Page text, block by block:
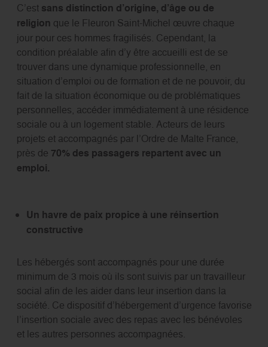
C’est sans distinction d’origine, d’âge ou de
religion que le Fleuron Saint-Michel œuvre chaque
jour pour ces hommes fragilisés. Cependant, la
condition préalable afin d’y être accueilli est de se
trouver dans une dynamique professionnelle, en
situation d’emploi ou de formation et de ne pouvoir, du
fait de la situation économique ou de problématiques
personnelles, accéder immédiatement à une résidence
sociale ou à un logement stable. Acteurs de leurs
projets et accompagnés par l’Ordre de Malte France,
près de 70% des passagers repartent avec un
emploi.
Un havre de paix propice à une réinsertion
constructive
Les hébergés sont accompagnés pour une durée
minimum de 3 mois où ils sont suivis par un travailleur
social afin de les aider dans leur insertion dans la
société. Ce dispositif d’hébergement d’urgence favorise
l’insertion sociale avec des repas avec les bénévoles
et les autres personnes accompagnées.